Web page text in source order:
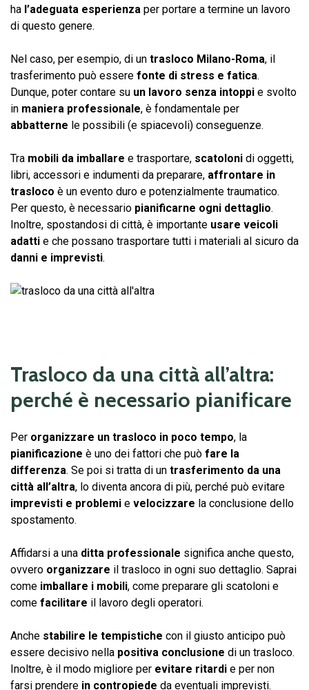
ha l’adeguata esperienza per portare a termine un lavoro
di questo genere.
Nel caso, per esempio, di un trasloco Milano-Roma, il
trasferimento può essere fonte di stress e fatica.
Dunque, poter contare su un lavoro senza intoppi e svolto
in maniera professionale, è fondamentale per
abbatterne le possibili (e spiacevoli) conseguenze.
Tra mobili da imballare e trasportare, scatoloni di oggetti,
libri, accessori e indumenti da preparare, affrontare in
trasloco è un evento duro e potenzialmente traumatico.
Per questo, è necessario pianificarne ogni dettaglio.
Inoltre, spostandosi di città, è importante usare veicoli
adatti e che possano trasportare tutti i materiali al sicuro da
danni e imprevisti.
Trasloco da una città all’altra:
perché è necessario pianificare
Per organizzare un trasloco in poco tempo, la
pianificazione è uno dei fattori che può fare la
differenza. Se poi si tratta di un trasferimento da una
città all’altra, lo diventa ancora di più, perché può evitare
imprevisti e problemi e velocizzare la conclusione dello
spostamento.
Affidarsi a una ditta professionale significa anche questo,
ovvero organizzare il trasloco in ogni suo dettaglio. Saprai
come imballare i mobili, come preparare gli scatoloni e
come facilitare il lavoro degli operatori.
Anche stabilire le tempistiche con il giusto anticipo può
essere decisivo nella positiva conclusione di un trasloco.
Inoltre, è il modo migliore per evitare ritardi e per non
farsi prendere in contropiede da eventuali imprevisti.